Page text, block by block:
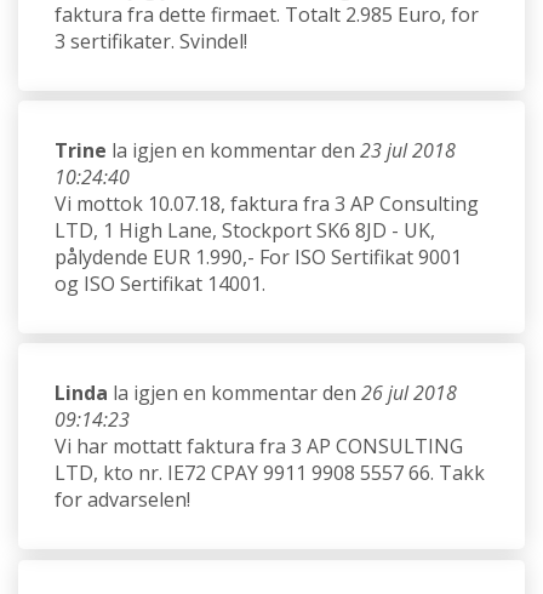
faktura fra dette firmaet. Totalt 2.985 Euro, for
3 sertifikater. Svindel!
Trine la igjen en kommentar den 23 jul 2018
10:24:40
Vi mottok 10.07.18, faktura fra 3 AP Consulting
LTD, 1 High Lane, Stockport SK6 8JD - UK,
pålydende EUR 1.990,- For ISO Sertifikat 9001
og ISO Sertifikat 14001.
Linda la igjen en kommentar den 26 jul 2018
09:14:23
Vi har mottatt faktura fra 3 AP CONSULTING
LTD, kto nr. IE72 CPAY 9911 9908 5557 66. Takk
for advarselen!